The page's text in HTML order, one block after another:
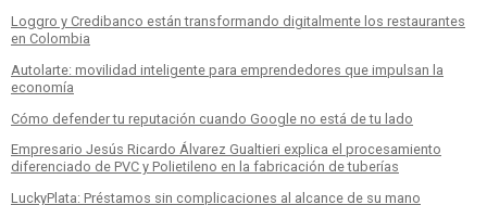
Loggro y Credibanco están transformando digitalmente los restaurantes
en Colombia
Autolarte: movilidad inteligente para emprendedores que impulsan la
economía
Cómo defender tu reputación cuando Google no está de tu lado
Empresario Jesús Ricardo Álvarez Gualtieri explica el procesamiento
diferenciado de PVC y Polietileno en la fabricación de tuberías
LuckyPlata: Préstamos sin complicaciones al alcance de su mano